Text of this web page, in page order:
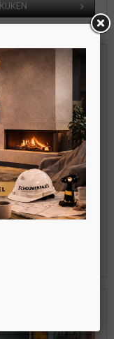
Draco Glasdeur
elipsvormige
5,2 kW
€ 3.610,00